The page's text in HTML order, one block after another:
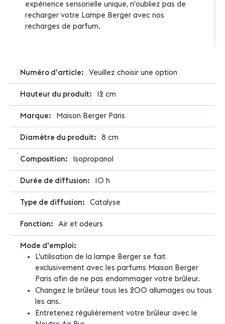
expérience sensorielle unique, n'oubliez pas de
recharger votre Lampe Berger avec nos
recharges de parfum.
Veuillez choisir une option
12 cm
Maison Berger Paris
8 cm
Isopropanol
10 h
Catalyse
Air et odeurs
L'utilisation de la lampe Berger se fait
exclusivement avec les parfums Maison Berger
Paris afin de ne pas endommager votre brûleur.
Changez le brûleur tous les 200 allumages ou tous
les ans.
Entretenez régulièrement votre brûleur avec le